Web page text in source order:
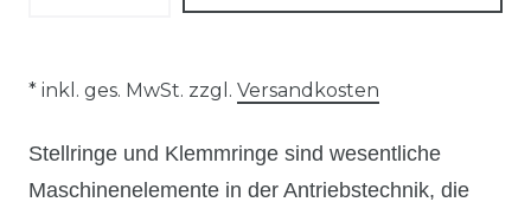
* inkl. ges. MwSt. zzgl. Versandkosten
Stellringe und Klemmringe sind wesentliche
Maschinenelemente in der Antriebstechnik, die